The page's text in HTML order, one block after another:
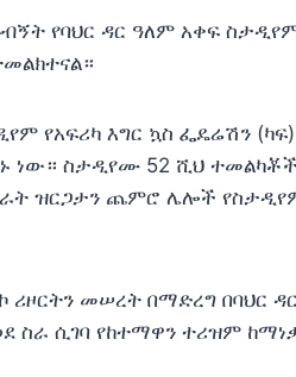
ጉብኝት የባህር ዳር ዓለም አቀፍ
የአፍሪካ እግር ኳስ ፌዴሬሽን
ነው። ስታዲየሙ 52 ሺህ
ዝርጋታን ጨምሮ ሌሎች
መሠረት በማድረግ በባህር
ስራ ሲገባ የከተማዋን ተሪዝም